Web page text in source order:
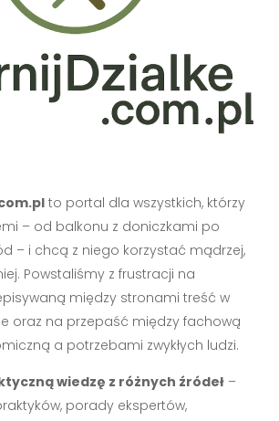
to portal dla wszystkich, którzy
– od balkonu z doniczkami po
– i chcą z niego korzystać mądrzej,
Powstaliśmy z frustracji na
między stronami treść w
oraz na przepaść między fachową
a potrzebami zwykłych ludzi.
wiedzę z różnych źródeł –
porady ekspertów,